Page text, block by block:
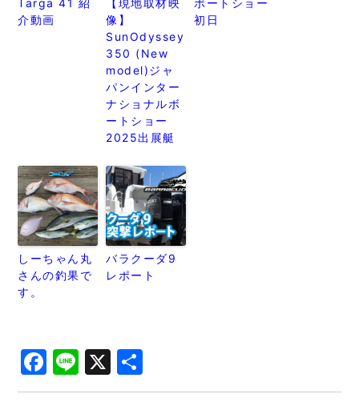
Targa 41 紹
介動画
【現地取材映
像】
SunOdyssey
350 (New
model)ジャ
パンインター
ナショナルボ
ートショー
2025出展艇
ボートショー
初日
しーちゃん丸
さんの釣果で
す。
バラクーダ9
レポート
Facebook
Line
X
有